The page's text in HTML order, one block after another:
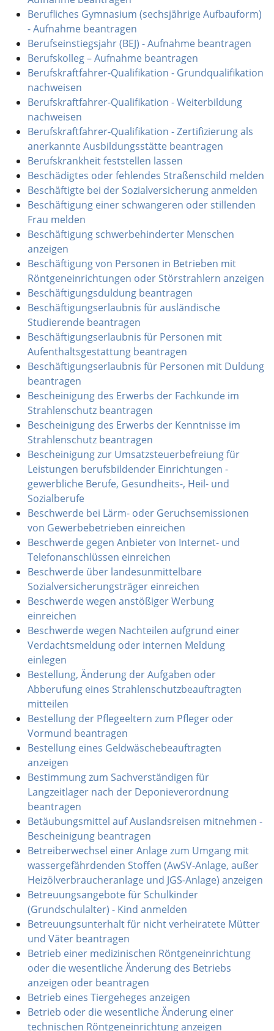
Berufliches Gymnasium (sechsjährige Aufbauform)
- Aufnahme beantragen
Berufseinstiegsjahr (BEJ) - Aufnahme beantragen
Berufskolleg – Aufnahme beantragen
Berufskraftfahrer-Qualifikation - Grundqualifikation
nachweisen
Berufskraftfahrer-Qualifikation - Weiterbildung
nachweisen
Berufskraftfahrer-Qualifikation - Zertifizierung als
anerkannte Ausbildungsstätte beantragen
Berufskrankheit feststellen lassen
Beschädigtes oder fehlendes Straßenschild melden
Beschäftigte bei der Sozialversicherung anmelden
Beschäftigung einer schwangeren oder stillenden
Frau melden
Beschäftigung schwerbehinderter Menschen
anzeigen
Beschäftigung von Personen in Betrieben mit
Röntgeneinrichtungen oder Störstrahlern anzeigen
Beschäftigungsduldung beantragen
Beschäftigungserlaubnis für ausländische
Studierende beantragen
Beschäftigungserlaubnis für Personen mit
Aufenthaltsgestattung beantragen
Beschäftigungserlaubnis für Personen mit Duldung
beantragen
Bescheinigung des Erwerbs der Fachkunde im
Strahlenschutz beantragen
Bescheinigung des Erwerbs der Kenntnisse im
Strahlenschutz beantragen
Bescheinigung zur Umsatzsteuerbefreiung für
Leistungen berufsbildender Einrichtungen -
gewerbliche Berufe, Gesundheits-, Heil- und
Sozialberufe
Beschwerde bei Lärm- oder Geruchsemissionen
von Gewerbebetrieben einreichen
Beschwerde gegen Anbieter von Internet- und
Telefonanschlüssen einreichen
Beschwerde über landesunmittelbare
Sozialversicherungsträger einreichen
Beschwerde wegen anstößiger Werbung
einreichen
Beschwerde wegen Nachteilen aufgrund einer
Verdachtsmeldung oder internen Meldung
einlegen
Bestellung, Änderung der Aufgaben oder
Abberufung eines Strahlenschutzbeauftragten
mitteilen
Bestellung der Pflegeeltern zum Pfleger oder
Vormund beantragen
Bestellung eines Geldwäschebeauftragten
anzeigen
Bestimmung zum Sachverständigen für
Langzeitlager nach der Deponieverordnung
beantragen
Betäubungsmittel auf Auslandsreisen mitnehmen -
Bescheinigung beantragen
Betreiberwechsel einer Anlage zum Umgang mit
wassergefährdenden Stoffen (AwSV-Anlage, außer
Heizölverbraucheranlage und JGS-Anlage) anzeigen
Betreuungsangebote für Schulkinder
(Grundschulalter) - Kind anmelden
Betreuungsunterhalt für nicht verheiratete Mütter
und Väter beantragen
Betrieb einer medizinischen Röntgeneinrichtung
oder die wesentliche Änderung des Betriebs
anzeigen oder beantragen
Betrieb eines Tiergeheges anzeigen
Betrieb oder die wesentliche Änderung einer
technischen Röntgeneinrichtung anzeigen